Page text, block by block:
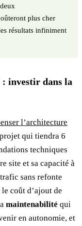
plus cher
résultats infiniment
investir dans la
l’architecture
qui tiendra 6
techniques
site et sa capacité à
sans refonte
coût d’ajout de
maintenabilité qui
en autonomie, et